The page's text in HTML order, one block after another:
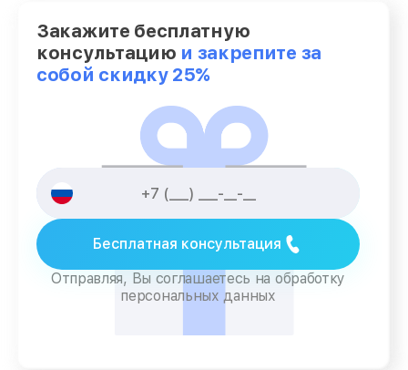
Закажите бесплатную
консультацию и закрепите за
собой скидку 25%
Бесплатная консультация
Отправляя, Вы соглашаетесь на обработку
персональных данных